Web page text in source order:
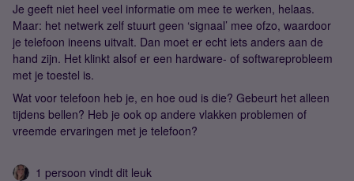
Je geeft niet heel veel informatie om mee te werken, helaas.
Maar: het netwerk zelf stuurt geen ‘signaal’ mee ofzo, waardoor
je telefoon ineens uitvalt. Dan moet er echt iets anders aan de
hand zijn. Het klinkt alsof er een hardware- of softwareprobleem
met je toestel is.
Wat voor telefoon heb je, en hoe oud is die? Gebeurt het alleen
tijdens bellen? Heb je ook op andere vlakken problemen of
vreemde ervaringen met je telefoon?
1 persoon vindt dit leuk